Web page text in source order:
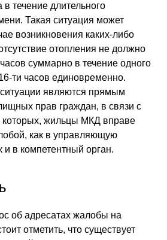
в течение длительного
Такая ситуация может
возникновения каких-либо
отопления не должно
суммарно в течение одного
ти часов единовременно.
являются прямым
прав граждан, в связи с
которых, жильцы МКД вправе
как в управляющую
и в компетентный орган.
об адресатах жалобы на
отметить, что существует